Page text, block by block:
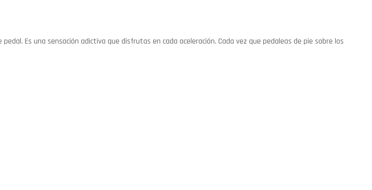
Es una sensación adictiva que disfrutas en cada aceleración. Cada vez que pedaleas de pie sobre los